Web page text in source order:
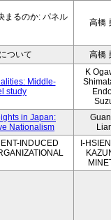
まるのか: パネル
高橋
ついて 高橋
Middle-
study
K
in Japan:
Nationalism
INDUCED
I-